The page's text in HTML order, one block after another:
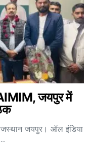
AIMIM, जयपुर में
जयपुर। ऑल इंडिया